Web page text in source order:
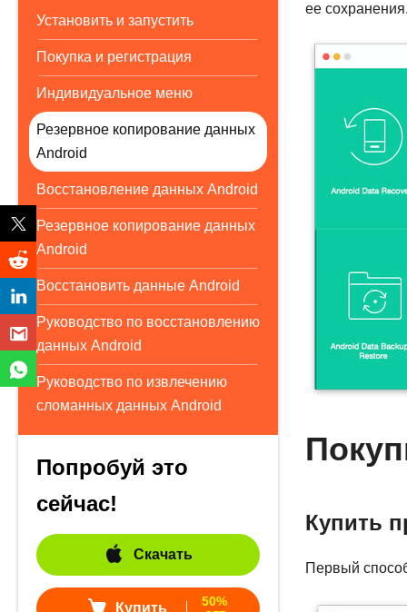
Установить и запустить
Покупка и регистрация
Индивидуальное меню
Резервное копирование данных
Android
Восстановление данных Android
Резервное копирование данных
Android
Восстановить данные Android
Руководство по восстановлению
данных Android
Руководство по извлечению
сломанных данных Android
Попробуй это
сейчас!
Скачать
Купить 50%
ее
Купить
Первый